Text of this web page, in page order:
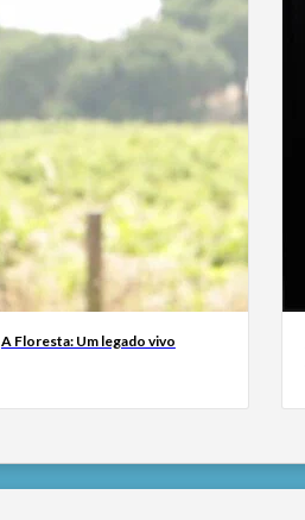
A Floresta: Um legado vivo